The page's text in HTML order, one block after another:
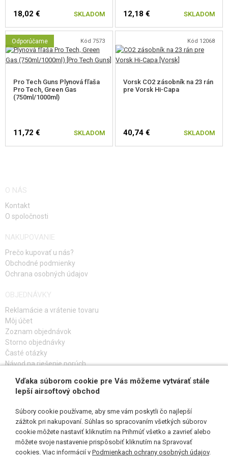
Predĺžené zväčšené hrdlo zásobníka.
Jedinečné sériové číslo vyryté na ráme zbrane.
Adaptér na tlmič vrátane krytu. Závit 14 mm ľavotočivý.
18,02 € SKLADOM 12,18 € SKLADOM
Odporúčame Kód 7573
Pro Tech Guns Plynová fľaša
Pro Tech, Green Gas
(750ml/1000ml)
11,72 € SKLADOM
Kód 12068
Vorsk CO2 zásobník na 23 rán
pre Vorsk Hi-Capa
40,74 € SKLADOM
O NÁS
Kontakt
O spoločnosti
NAKUPOVANIE
Prečo kupovať u nás?
Obchodné podmienky
Ochrana osobných údajov
OBJEDNÁVKY
Reklamácie a vrátenie tovaru
Môj účet
Zoznam objednávok
Storno objednávky
Časté otázky
Návod na riešenie porúch
PRIHLÁS SA K ODBERU
SLEDUJ NÁS
Vďaka súborom cookie pre Vás môžeme vytvárať stále
lepší airsoftový obchod
Súbory cookie používame, aby sme vám poskytli čo najlepší
zážitok pri nakupovaní. Súhlas so spracovaním všetkých súborov
cookie môžete nastaviť kliknutím na Prihmúť všetko a zavrieť alebo
môžete svoje nastavenie prispôsobiť kliknutím na Spravovať
cookies. Viac informácií v Podmienkach ochrany osobných údajov.